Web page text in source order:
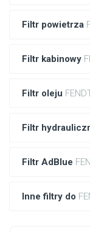
Filtr powietrza
Filtr kabinowy
Filtr oleju
Filtr
Filtr AdBlue
Inne filtry do